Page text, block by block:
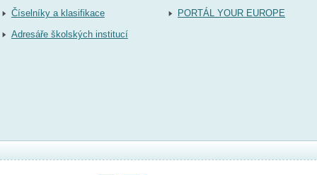
Číselníky a klasifikace
Adresáře školských institucí
PORTÁL YOUR EUROPE